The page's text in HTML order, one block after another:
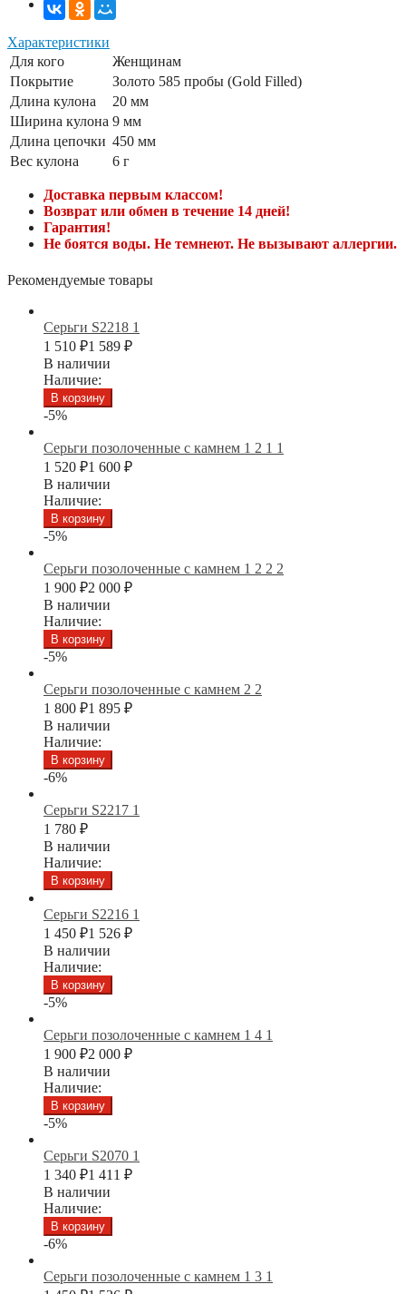
Характеристики
Для кого
Женщинам
Покрытие
Золото 585 пробы (Gold Filled)
Длина кулона
20 мм
Ширина кулона 9 мм
Длина цепочки 450 мм
Вес кулона
6 г
Доставка первым классом!
Возврат или обмен в течение 14 дней!
Гарантия!
Не боятся воды. Не темнеют. Не вызывают аллергии.
Рекомендуемые товары
Серьги S2218 1
1 510 ₽1 589 ₽
В наличии
Наличие:
В корзину
-5%
Серьги позолоченные с камнем 1 2 1 1
1 520 ₽1 600 ₽
В наличии
Наличие:
В корзину
-5%
Серьги позолоченные с камнем 1 2 2 2
1 900 ₽2 000 ₽
В наличии
Наличие:
В корзину
-5%
Серьги позолоченные с камнем 2 2
1 800 ₽1 895 ₽
В наличии
Наличие:
В корзину
-6%
Серьги S2217 1
1 780 ₽
В наличии
Наличие:
В корзину
Серьги S2216 1
1 450 ₽1 526 ₽
В наличии
Наличие:
В корзину
-5%
Серьги позолоченные с камнем 1 4 1
1 900 ₽2 000 ₽
В наличии
Наличие:
В корзину
-5%
Серьги S2070 1
1 340 ₽1 411 ₽
В наличии
Наличие:
В корзину
-6%
Серьги позолоченные с камнем 1 3 1